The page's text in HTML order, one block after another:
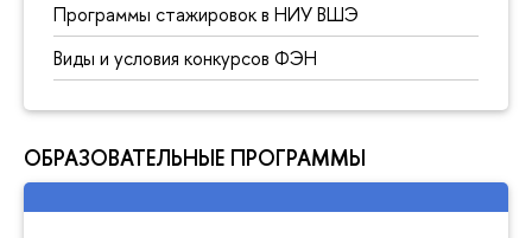
Программы стажировок в НИУ ВШЭ
Виды и условия конкурсов ФЭН
ОБРАЗОВАТЕЛЬНЫЕ ПРОГРАММЫ